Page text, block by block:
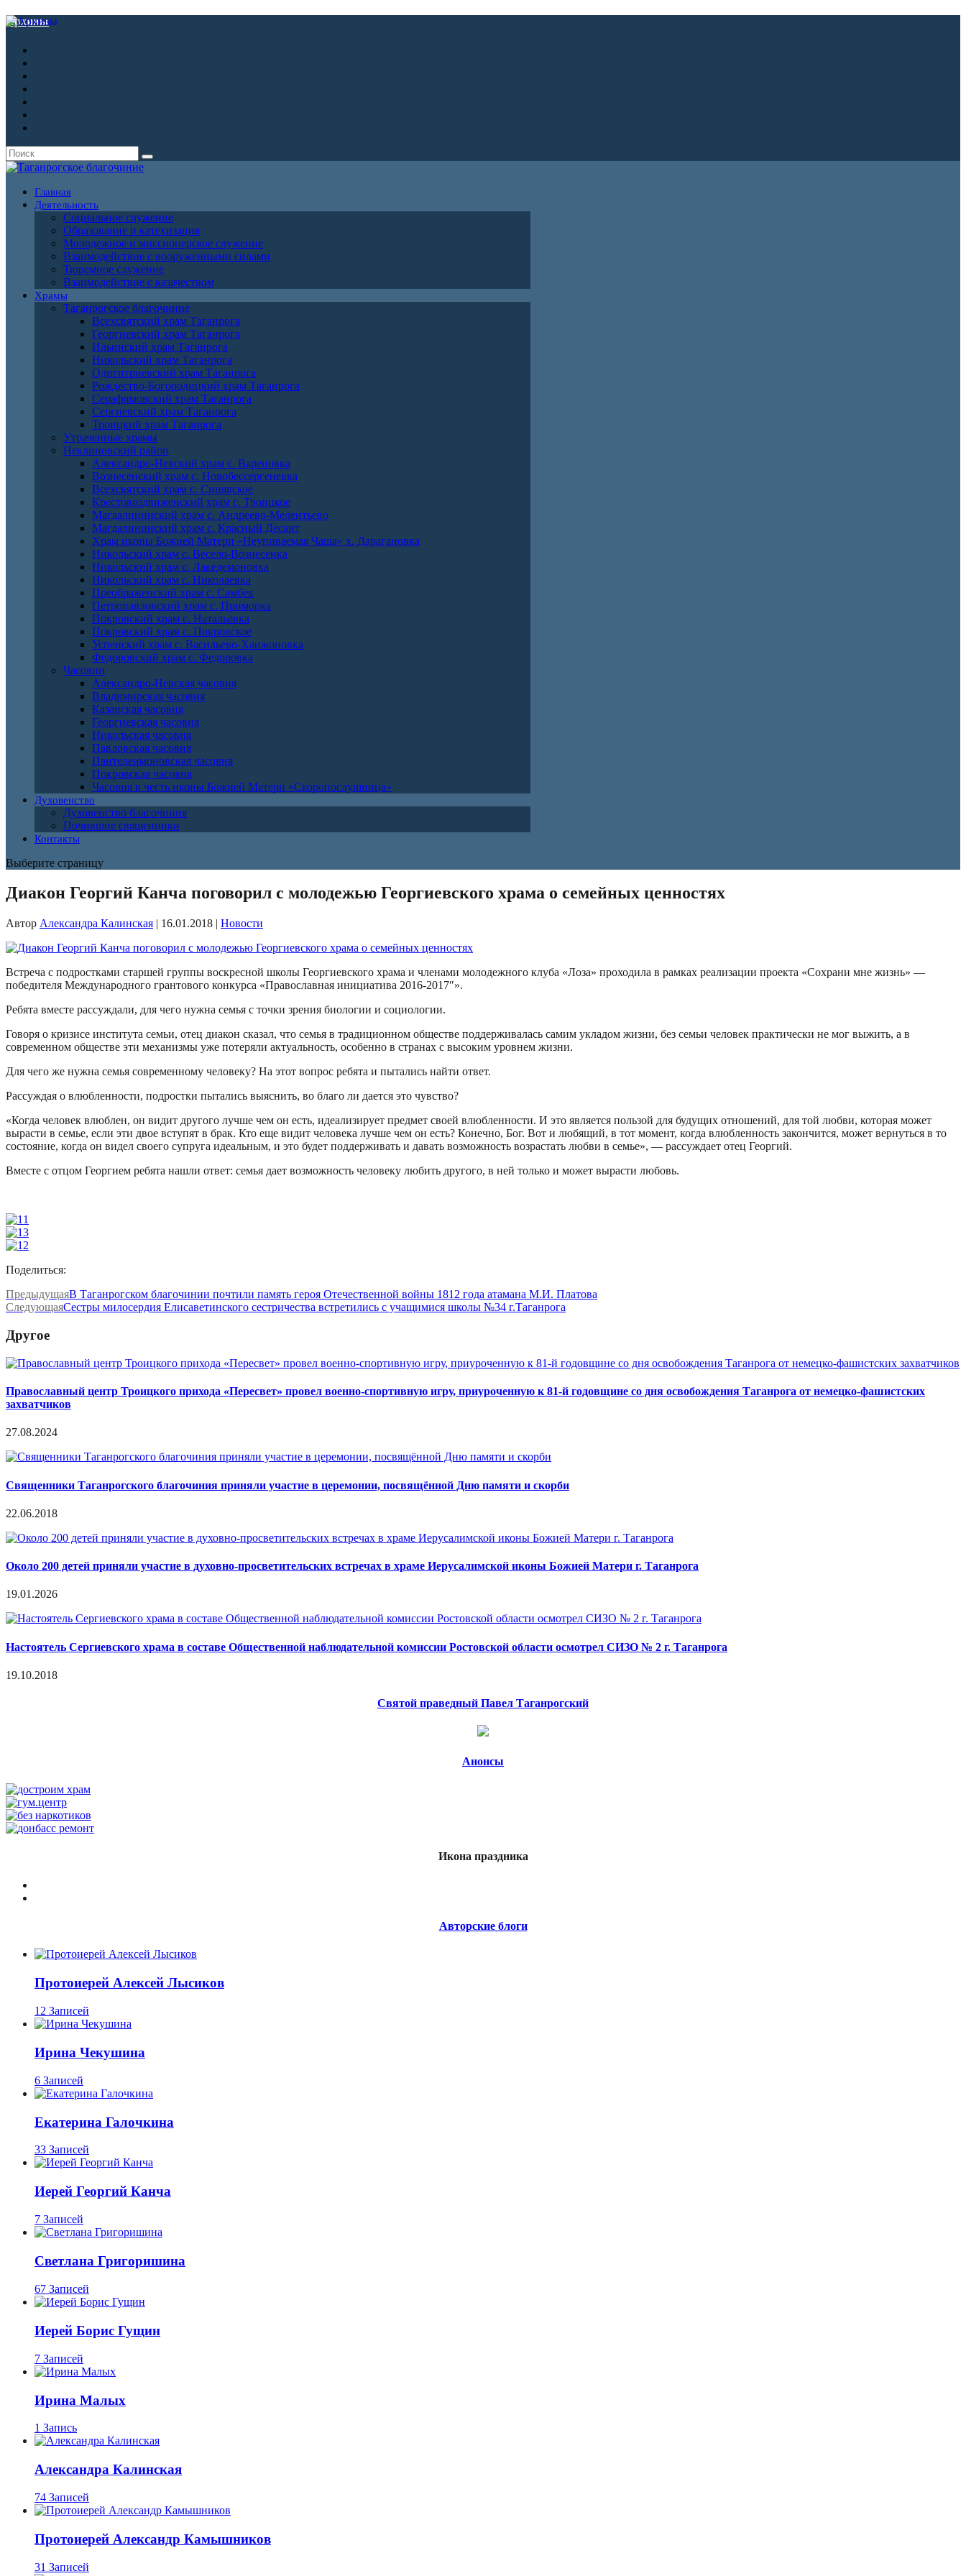
Архивы
Главная
Деятельность
Социальное служение
Образование и катехизация
Молодежное и миссионерское служение
Взаимодействие с вооруженными силами
Тюремное служение
Взаимодействие с казачеством
Храмы
Таганрогское благочиние
Всехсвятский храм Таганрога
Георгиевский храм Таганрога
Ильинский храм Таганрога
Никольский храм Таганрога
Одигитриевский храм Таганрога
Рождество-Богородицкий храм Таганрога
Серафимовский храм Таганрога
Сергиевский храм Таганрога
Троицкий храм Таганрога
Утраченные храмы
Неклиновский район
Александро-Невский храм с. Вареновка
Вознесенский храм с. Новобессергеневка
Всехсвятский храм с. Синявское
Крестовоздвиженский храм с. Троицкое
Магдалининский храм с. Андреево-Мелентьево
Магдалининский храм с. Красный Десант
Храм иконы Божией Матери «Неупиваемая Чаша» х. Дарагановка
Никольский храм с. Весело-Вознесенка
Никольский храм с. Лакедемоновка
Никольский храм с. Николаевка
Преображенский храм с. Самбек
Петропавловский храм с. Приморка
Покровский храм с. Натальевка
Покровский храм с. Покровское
Успенский храм с. Васильево-Ханжоновка
Федоровский храм с. Федоровка
Часовни
Александро-Невская часовня
Владимирская часовня
Казанская часовня
Георгиевская часовня
Никольская часовня
Павловская часовня
Пантелеимоновская часовня
Покровская часовня
Часовня в честь иконы Божией Матери «Скоропослушница»
Духовенство
Духовенство благочиния
Почившие священники
Контакты
Выберите страницу
Диакон Георгий Канча поговорил с молодежью Георгиевского храма о семейных ценностях
Автор Александра Калинская | 16.01.2018 | Новости
Встреча с подростками старшей группы воскресной школы Георгиевского храма и членами молодежного клуба «Лоза» проходила в рамках реализации проекта «Сохрани мне жизнь» —
победителя Международного грантового конкурса «Православная инициатива 2016-2017″».
Ребята вместе рассуждали, для чего нужна семья с точки зрения биологии и социологии.
Говоря о кризисе института семьи, отец диакон сказал, что семья в традиционном обществе поддерживалась самим укладом жизни, без семьи человек практически не мог выжить, а в
современном обществе эти механизмы уже потеряли актуальность, особенно в странах с высоким уровнем жизни.
Для чего же нужна семья современному человеку? На этот вопрос ребята и пытались найти ответ.
Рассуждая о влюбленности, подростки пытались выяснить, во благо ли дается это чувство?
«Когда человек влюблен, он видит другого лучше чем он есть, идеализирует предмет своей влюбленности. И это является пользой для будущих отношений, для той любви, которая может
вырасти в семье, если эти двое вступят в брак. Кто еще видит человека лучше чем он есть? Конечно, Бог. Вот и любящий, в тот момент, когда влюбленность закончится, может вернуться в то
состояние, когда он видел своего супруга идеальным, и это будет поддерживать и давать возможность возрастать любви в семье», — рассуждает отец Георгий.
Вместе с отцом Георгием ребята нашли ответ: семья дает возможность человеку любить другого, в ней только и может вырасти любовь.
Поделиться:
ПредыдущаяВ Таганрогском благочинии почтили память героя Отечественной войны 1812 года атамана М.И. Платова
СледующаяСестры милосердия Елисаветинского сестричества встретились с учащимися школы №34 г.Таганрога
Другое
Православный центр Троицкого прихода «Пересвет» провел военно-спортивную игру, приуроченную к 81-й годовщине со дня освобождения Таганрога от немецко-фашистских
захватчиков
27.08.2024
Священники Таганрогского благочиния приняли участие в церемонии, посвящённой Дню памяти и скорби
22.06.2018
Около 200 детей приняли участие в духовно-просветительских встречах в храме Иерусалимской иконы Божией Матери г. Таганрога
19.01.2026
Настоятель Сергиевского храма в составе Общественной наблюдательной комиссии Ростовской области осмотрел СИЗО № 2 г. Таганрога
19.10.2018
Святой праведный Павел Таганрогский
Анонсы
Икона праздника
Авторские блоги
Протоиерей Алексей Лысиков
12 Записей
Ирина Чекушина
6 Записей
Екатерина Галочкина
33 Записей
Иерей Георгий Канча
7 Записей
Светлана Григоришина
67 Записей
Иерей Борис Гущин
7 Записей
Ирина Малых
1 Запись
Александра Калинская
74 Записей
Протоиерей Александр Камышников
31 Записей